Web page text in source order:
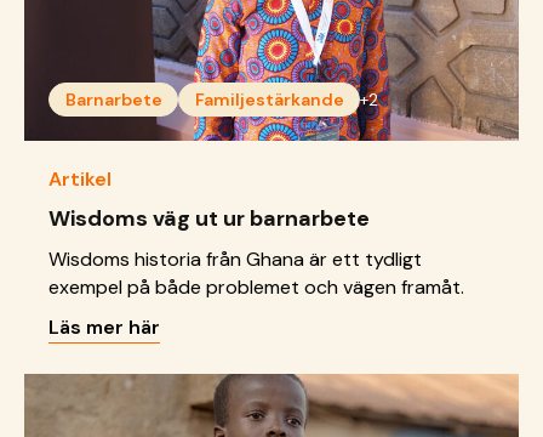
Barnarbete Familjestärkande +2
Artikel
Wisdoms väg ut ur barnarbete
Wisdoms historia från Ghana är ett tydligt
exempel på både problemet och vägen framåt.
Läs mer här